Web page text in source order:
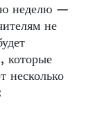
неделю —
не
которые
несколько